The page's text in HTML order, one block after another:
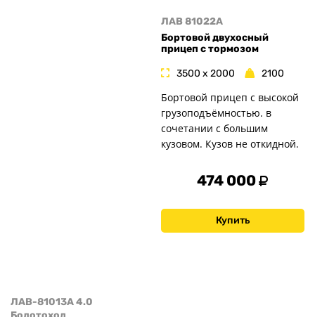
ЛАВ-81013А 4.0
ЛАВ 81022A
Бортовой двухосный
прицеп с тормозом
3500 x 2000 2100
Бортовой прицеп с высокой
грузоподъёмностью. в
сочетании с большим
кузовом. Кузов не откидной.
474 000
Купить